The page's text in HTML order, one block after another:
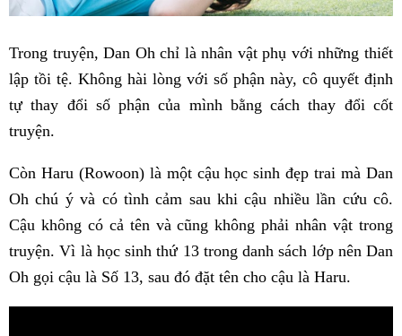
Trong truyện, Dan Oh chỉ là nhân vật phụ với những thiết
lập tồi tệ. Không hài lòng với số phận này, cô quyết định
tự thay đổi số phận của mình bằng cách thay đổi cốt
truyện.
Còn Haru (Rowoon) là một cậu học sinh đẹp trai mà Dan
Oh chú ý và có tình cảm sau khi cậu nhiều lần cứu cô.
Cậu không có cả tên và cũng không phải nhân vật trong
truyện. Vì là học sinh thứ 13 trong danh sách lớp nên Dan
Oh gọi cậu là Số 13, sau đó đặt tên cho cậu là Haru.